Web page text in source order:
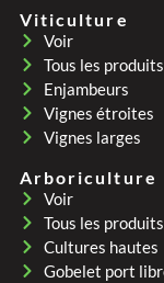
Viticulture
Voir
Tous les produits
Enjambeurs
Vignes étroites
Vignes larges
Arboriculture
Voir
Tous les produits
Cultures hautes
Gobelet port